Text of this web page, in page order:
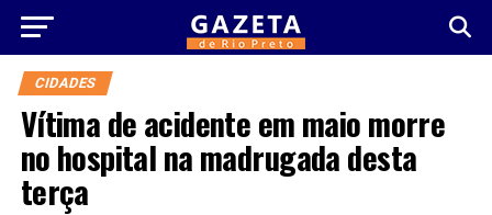
CIDADES
Vítima de acidente em maio morre
no hospital na madrugada desta
terça